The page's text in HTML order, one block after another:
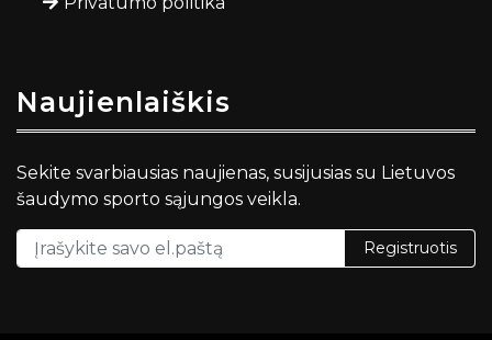
Naujienlaiškis
Sekite svarbiausias naujienas, susijusias su Lietuvos
šaudymo sporto sąjungos veikla.
Registruotis